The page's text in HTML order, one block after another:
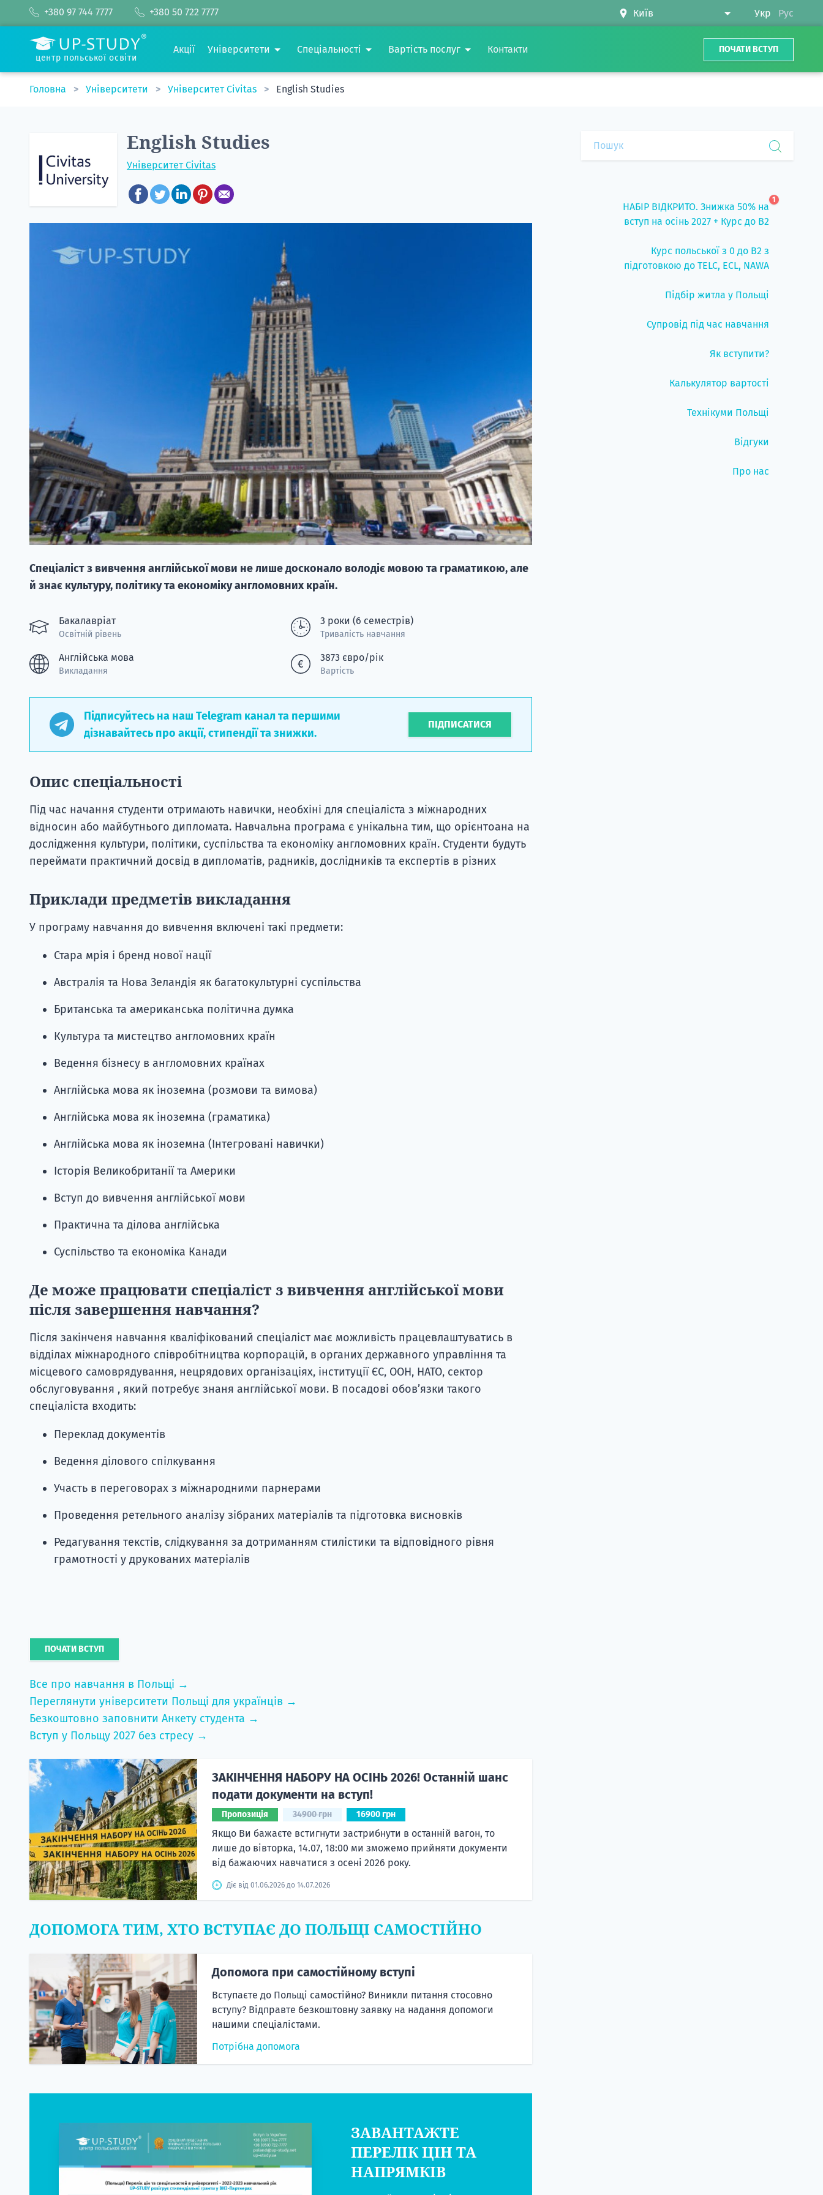
+380 97 744 7777 +380 50 722 7777 Укр Рус
центр польської освіти
Акції Університети Спеціальності Вартість послуг Контакти ПОЧАТИ ВСТУП
Головна Університети Університет Civitas English Studies
English Studies
Університет Civitas
Спеціаліст з вивчення англійської мови не лише досконало володіє мовою та граматикою, але
й знає культуру, політику та економіку англомовних країн.
Бакалавріат
Освітній рівень
3 роки (6 семестрів)
Тривалість навчання
Англійська мова
Викладання
3873 євро/рік
Вартість
Підписуйтесь на наш Telegram канал та першими
дізнавайтесь про акції, стипендії та знижки.
ПІДПИСАТИСЯ
Опис спеціальності
Під час начання студенти отримають навички, необхіні для спеціаліста з міжнародних
відносин або майбутнього дипломата. Навчальна програма є унікальна тим, що орієнтоана на
дослідження культури, політики, суспільства та економіку англомовних країн. Студенти будуть
переймати практичний досвід в дипломатів, радників, дослідників та експертів в різних
Приклади предметів викладання
У програму навчання до вивчення включені такі предмети:
Стара мрія і бренд нової нації
Австралія та Нова Зеландія як багатокультурні суспільства
Британська та американська політична думка
Культура та мистецтво англомовних країн
Ведення бізнесу в англомовних країнах
Англійська мова як іноземна (розмови та вимова)
Англійська мова як іноземна (граматика)
Англійська мова як іноземна (Інтегровані навички)
Історія Великобританії та Америки
Вступ до вивчення англійської мови
Практична та ділова англійська
Суспільство та економіка Канади
Де може працювати спеціаліст з вивчення англійської мови
після завершення навчання?
Після закінченя навчання кваліфікований спеціаліст має можливість працевлаштуватись в
відділах міжнародного співробітництва корпорацій, в органих державного управління та
місцевого самоврядування, нецрядових організаціях, інституції ЄС, ООН, НАТО, сектор
обслуговування , який потребує знаня англійської мови. В посадові обов’язки такого
спеціаліста входить:
Переклад документів
Ведення ділового спілкування
Участь в переговорах з міжнародними парнерами
Проведення ретельного аналізу зібраних матеріалів та підготовка висновків
Редагування текстів, слідкування за дотриманням стилістики та відповідного рівня
грамотності у друкованих матеріалів
ПОЧАТИ ВСТУП
Все про навчання в Польщі →
Переглянути університети Польщі для українців →
Безкоштовно заповнити Анкету студента →
Вступ у Польщу 2027 без стресу →
ЗАКІНЧЕННЯ НАБОРУ НА ОСІНЬ 2026! Останній шанс
подати документи на вступ!
Пропозиція 34900 грн 16900 грн
Якщо Ви бажаєте встигнути застрибнути в останній вагон, то
лише до вівторка, 14.07, 18:00 ми зможемо прийняти документи
від бажаючих навчатися з осені 2026 року.
Діє від 01.06.2026 до 14.07.2026
ДОПОМОГА ТИМ, ХТО ВСТУПАЄ ДО ПОЛЬЩІ САМОСТІЙНО
Допомога при самостійному вступі
Вступаєте до Польщі самостійно? Виникли питання стосовно
вступу? Відправте безкоштовну заявку на надання допомоги
нашими спеціалістами.
Потрібна допомога
ЗАВАНТАЖТЕ
ПЕРЕЛІК ЦІН ТА
НАПРЯМКІВ
НАБІР ВІДКРИТО. Знижка 50% на
вступ на осінь 2027 + Курс до B2
1
Курс польської з 0 до B2 з
підготовкою до TELC, ECL, NAWA
Підбір житла у Польщі
Супровід під час навчання
Як вступити?
Калькулятор вартості
Технікуми Польщі
Відгуки
Про нас